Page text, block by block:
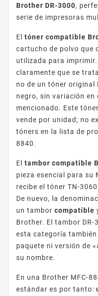
Brother DR-3000,
serie de impresoras
El tóner compatible
cartucho de polvo que
utilizada para
claramente que se
no de un tóner original
negro, sin variación en
mencionado. Este
vende por unidad; no
tóners en la lista de
8840.
El tambor compatible
pieza esencial para su
recibe el tóner TN-
De nuevo, la
un tambor compatible
Brother. El tambor
esta categoría
paquete ni versión de
su nombre.
En una Brother MFC-
estándar es por tanto: